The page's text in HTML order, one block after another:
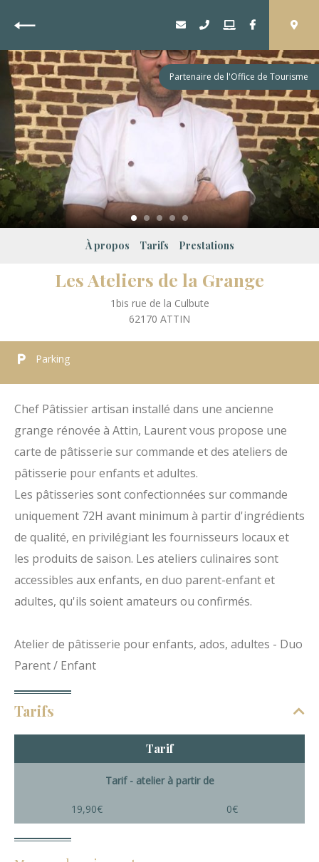
Retour
Partenaire de l'Office de Tourisme
À propos Tarifs Prestations
Les Ateliers de la Grange
1bis rue de la Culbute
62170 ATTIN
Parking
Chef Pâtissier artisan installé dans une ancienne
grange rénovée à Attin, Laurent vous propose une
carte de pâtisserie sur commande et des ateliers de
pâtisserie pour enfants et adultes.
Les pâtisseries sont confectionnées sur commande
uniquement 72H avant minimum à partir d'ingrédients
de qualité, en privilégiant les fournisseurs locaux et
les produits de saison. Les ateliers culinaires sont
accessibles aux enfants, en duo parent-enfant et
adultes, qu'ils soient amateurs ou confirmés.
Atelier de pâtisserie pour enfants, ados, adultes - Duo
Parent / Enfant
Tarifs
Tarif
Tarif - atelier à partir de
19,90€ 0€